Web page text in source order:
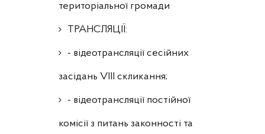
територіальної громади
ТРАНСЛЯЦІЇ:
- відеотрансляції сесійних
засідань VIII скликання;
- відеотрансляції постійної
комісії з питань законності та